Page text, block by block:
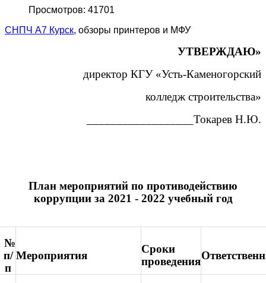
Просмотров: 41701
СНПЧ А7 Курск, обзоры принтеров и МФУ
УТВЕРЖДАЮ»
директор КГУ «Усть-Каменогорский
колледж строительства»
__________________Токарев Н.Ю.
План мероприятий по противодействию
коррупции за 2021 - 2022 учебный год
№
п/
п
Мероприятия
Сроки
проведения